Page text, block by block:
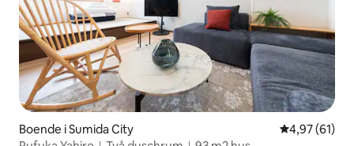
Boende i Sumida City 4,97 av 5 i
4,97 (61)